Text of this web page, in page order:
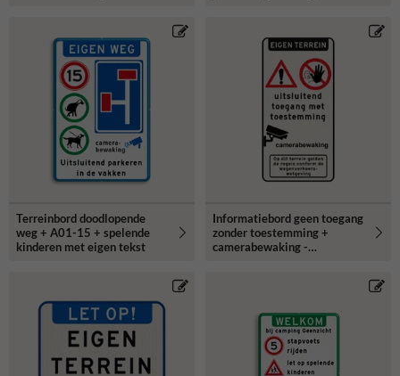
Terreinbord doodlopende
weg + A01-15 + spelende
kinderen met eigen tekst
Informatiebord geen toegang
zonder toestemming +
camerabewaking -